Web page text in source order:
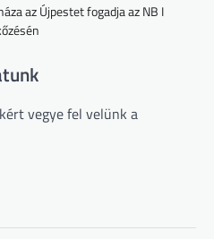
az Újpestet fogadja az NB I
vegye fel velünk a